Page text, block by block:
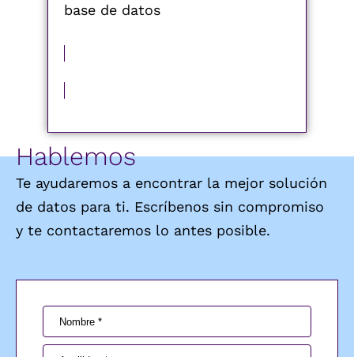
base de datos
Hablemos
Te ayudaremos a encontrar la mejor solución
de datos para ti. Escríbenos sin compromiso
y te contactaremos lo antes posible.